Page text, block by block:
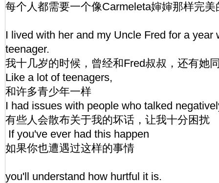
每个人都需要一个像Carmeleta婶婶那样完美
I lived with her and my Uncle Fred for a year
teenager.
我十几岁的时候，曾经和Fred叔叔，还有她
Like a lot of teenagers,
和许多青少年一样
I had issues with people who talked
有些人会散布关于我的坏话，让我十分困扰
If you've ever had this happen
如果你也遭遇过这样的事情
you'll understand how hurtful it is.